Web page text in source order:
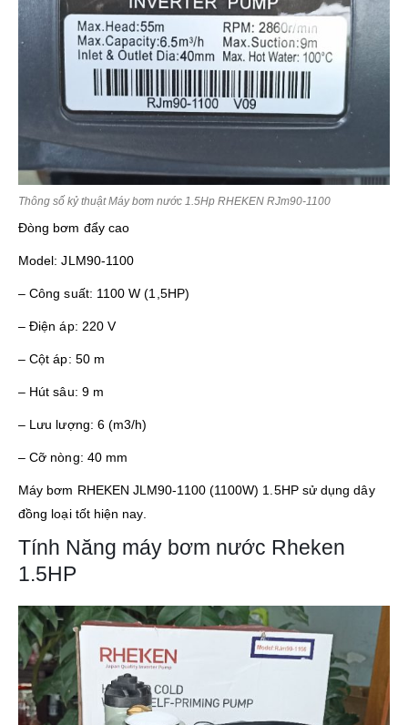
Thông số kỷ thuật Máy bơm nước 1.5Hp RHEKEN RJm90-1100
Đòng bơm đẩy cao
Model: JLM90-1100
– Công suất: 1100 W (1,5HP)
– Điện áp: 220 V
– Cột áp: 50 m
– Hút sâu: 9 m
– Lưu lượng: 6 (m3/h)
– Cỡ nòng: 40 mm
Máy bơm RHEKEN JLM90-1100 (1100W) 1.5HP sử dụng dây
đồng loại tốt hiện nay.
Tính Năng máy bơm nước Rheken
1.5HP